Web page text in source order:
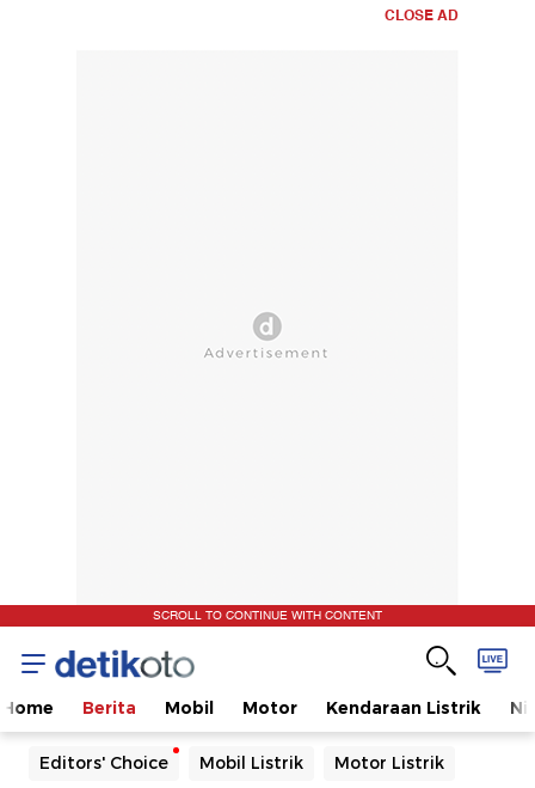
CLOSE AD
SCROLL TO CONTINUE WITH CONTENT
Home Berita Mobil Motor Kendaraan Listrik
Editors' Choice Mobil Listrik Motor Listrik